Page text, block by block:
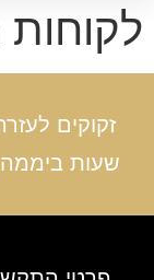
שעות ביממה